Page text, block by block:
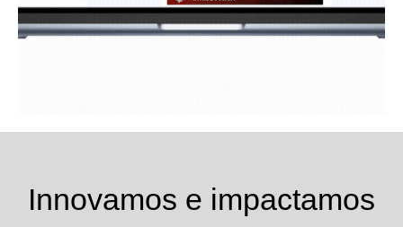
Innovamos e impactamos